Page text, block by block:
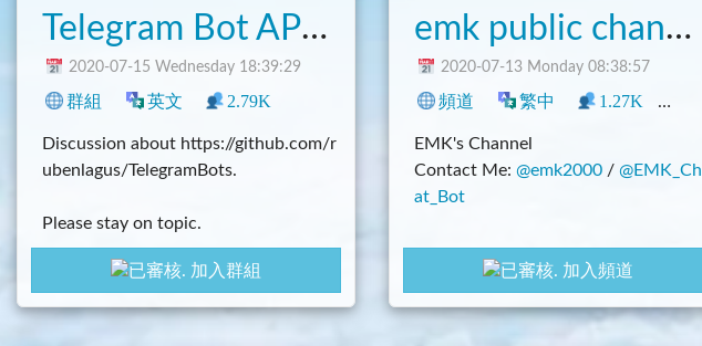
Telegram Bot API For Java
2020-07-15 Wednesday 18:39:29
群組 英文 2.79K
Discussion about https://github.com/r
ubenlagus/TelegramBots.
Please stay on topic.
ONLY ENGLISH 加入群組
emk public channel
2020-07-13 Monday 08:38:57
頻道 繁中 1.27K
EMK's Channel
Contact Me: @emk2000 / @EMK_Ch
at_Bot
加入頻道